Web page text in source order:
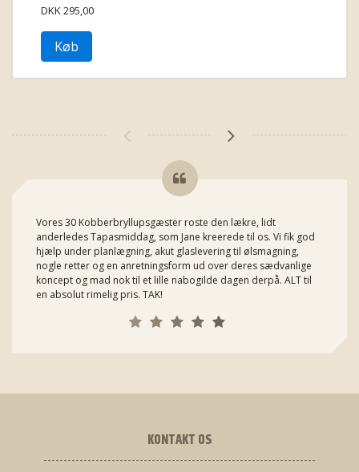
DKK 295,00
Vores 30 Kobberbryllupsgæster roste den lækre, lidt
anderledes Tapasmiddag, som Jane kreerede til os. Vi fik god
hjælp under planlægning, akut glaslevering til ølsmagning,
nogle retter og en anretningsform ud over deres sædvanlige
koncept og mad nok til et lille nabogilde dagen derpå. ALT til
en absolut rimelig pris. TAK!
KONTAKT OS